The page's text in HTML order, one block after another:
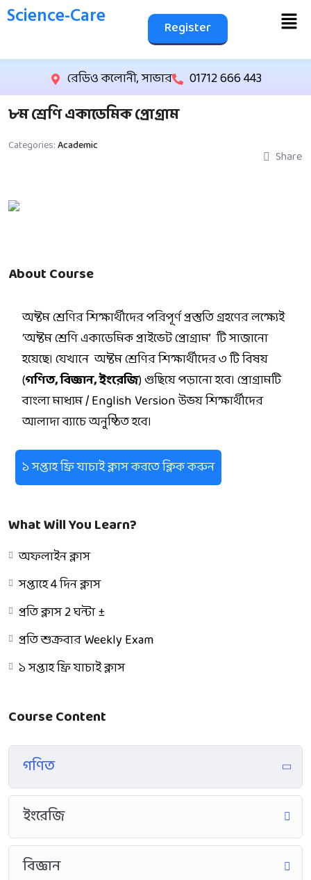
Science-Care Register
রেডিও কলোনী, সাভার 01712 666 443
৮ম শ্রেণি একাডেমিক প্রোগ্রাম
Categories:Academic
Share
About Course
অষ্টম শ্রেণির শিক্ষার্থীদের পরিপূর্ণ প্রস্তুতি গ্রহণের লক্ষ্যেই
‘অষ্টম শ্রেণি একাডেমিক প্রাইভেট প্রোগ্রাম’ টি সাজানো
হয়েছে। যেখানে অষ্টম শ্রেণির শিক্ষার্থীদের ৩ টি বিষয়
(গণিত, বিজ্ঞান, ইংরেজি) গুছিয়ে পড়ানো হবে। প্রোগ্রামটি
বাংলা মাধ্যম / English Version উভয় শিক্ষার্থীদের
আলাদা ব্যাচে অনুষ্ঠিত হবে।
১ সপ্তাহ ফ্রি যাচাই ক্লাস করতে ক্লিক করুন
What Will You Learn?
অফলাইন ক্লাস
সপ্তাহে 4 দিন ক্লাস
প্রতি ক্লাস 2 ঘন্টা ±
প্রতি শুক্রবার Weekly Exam
১ সপ্তাহ ফ্রি যাচাই ক্লাস
Course Content
গণিত
ইংরেজি
বিজ্ঞান